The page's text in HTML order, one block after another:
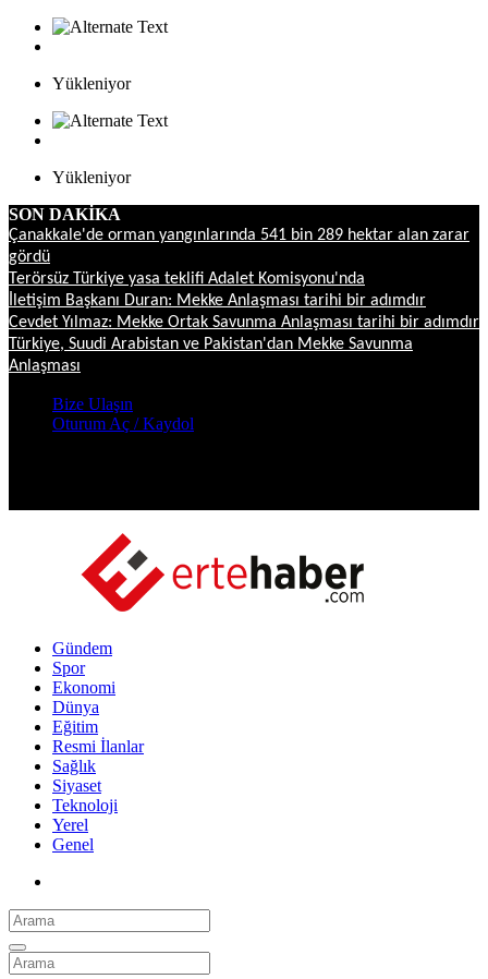
Yükleniyor
Yükleniyor
SON DAKİKA
Çanakkale'de orman yangınlarında 541 bin 289 hektar alan zarar
gördü
Terörsüz Türkiye yasa teklifi Adalet Komisyonu'nda
İletişim Başkanı Duran: Mekke Anlaşması tarihi bir adımdır
Cevdet Yılmaz: Mekke Ortak Savunma Anlaşması tarihi bir adımdır
Türkiye, Suudi Arabistan ve Pakistan'dan Mekke Savunma
Anlaşması
Bize Ulaşın
Oturum Aç / Kaydol
Gündem
Spor
Ekonomi
Dünya
Eğitim
Resmi İlanlar
Sağlık
Siyaset
Teknoloji
Yerel
Genel